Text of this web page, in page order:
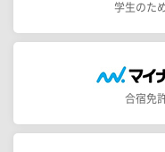
学生のた
合宿免